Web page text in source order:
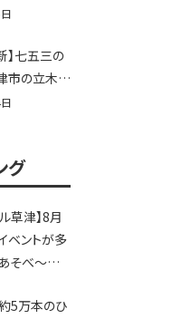
見☆入場
ェスタ
楽しもう
】七五三の
市の立木神
祝い企
グ
草津】8月
ベントが多
そべ〜る
約5万本のひ